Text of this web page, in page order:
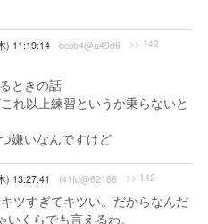
) 11:19:14 bccb4@a49d6 >> 142
ときの話
れ以上練習というか乗らないと
嫌いなんですけど
) 13:27:41 f41fd@62186 >> 142
ツすぎてキツい。だからなんだ
くらでも言えるわ。